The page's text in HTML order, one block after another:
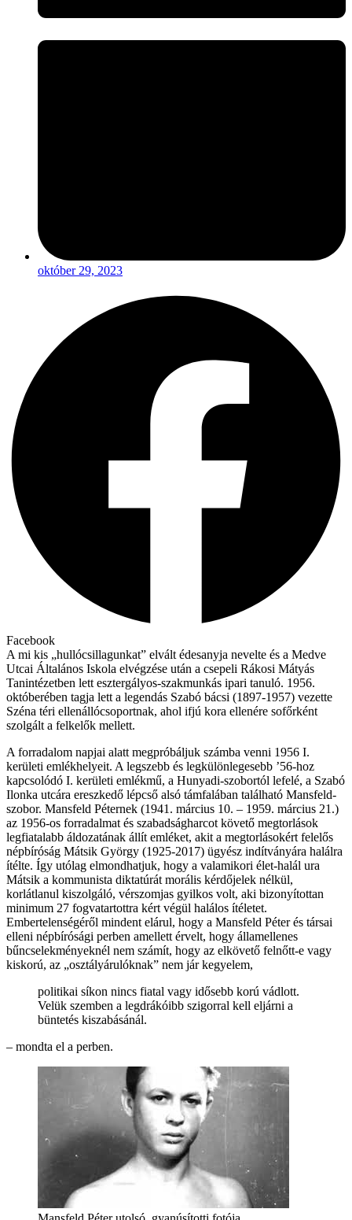
október 29, 2023
Facebook
A mi kis „hullócsillagunkat” elvált édesanyja nevelte és a Medve
Utcai Általános Iskola elvégzése után a csepeli Rákosi Mátyás
Tanintézetben lett esztergályos-szakmunkás ipari tanuló. 1956.
októberében tagja lett a legendás Szabó bácsi (1897-1957) vezette
Széna téri ellenállócsoportnak, ahol ifjú kora ellenére sofőrként
szolgált a felkelők mellett.
A forradalom napjai alatt megpróbáljuk számba venni 1956 I.
kerületi emlékhelyeit. A legszebb és legkülönlegesebb ’56-hoz
kapcsolódó I. kerületi emlékmű, a Hunyadi-szobortól lefelé, a Szabó
Ilonka utcára ereszkedő lépcső alsó támfalában található Mansfeld-
szobor. Mansfeld Péternek (1941. március 10. – 1959. március 21.)
az 1956-os forradalmat és szabadságharcot követő megtorlások
legfiatalabb áldozatának állít emléket, akit a megtorlásokért felelős
népbíróság Mátsik György (1925-2017) ügyész indítványára halálra
ítélte. Így utólag elmondhatjuk, hogy a valamikori élet-halál ura
Mátsik a kommunista diktatúrát morális kérdőjelek nélkül,
korlátlanul kiszolgáló, vérszomjas gyilkos volt, aki bizonyítottan
minimum 27 fogvatartottra kért végül halálos ítéletet.
Embertelenségéről mindent elárul, hogy a Mansfeld Péter és társai
elleni népbírósági perben amellett érvelt, hogy államellenes
bűncselekményeknél nem számít, hogy az elkövető felnőtt-e vagy
kiskorú, az „osztályárulóknak” nem jár kegyelem,
politikai síkon nincs fiatal vagy idősebb korú vádlott.
Velük szemben a legdrákóibb szigorral kell eljárni a
büntetés kiszabásánál.
– mondta el a perben.